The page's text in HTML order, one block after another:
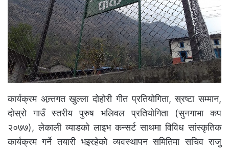
कार्यक्रम अन्र्तगत खुल्ला दोहोरी गीत प्रतियोगिता, स्रष्टा सम्मान,
दोस्रो गाउँ स्तरीय पुरुष भलिवल प्रतियोगिता (सुनगाभा कप
२०७७), लेकाली व्याडको लाइभ कन्सर्ट साथमा विविध सांस्कृतिक
कार्यक्रम गर्ने तयारी भइरहेको व्यवस्थापन समितिमा सचिव राजु